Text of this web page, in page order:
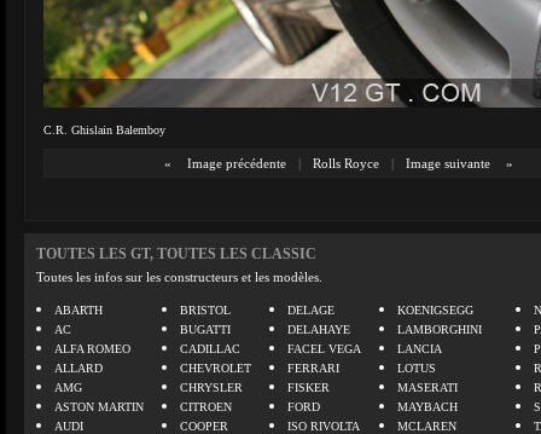
C.R. Ghislain Balemboy
« Image précédente | Rolls Royce | Image suivante »
TOUTES LES GT, TOUTES LES CLASSIC
Toutes les infos sur les constructeurs et les modèles.
ABARTH
AC
ALFA ROMEO
ALLARD
AMG
ASTON MARTIN
AUDI
BRISTOL
BUGATTI
CADILLAC
CHEVROLET
CHRYSLER
CITROEN
COOPER
DELAGE
DELAHAYE
FACEL VEGA
FERRARI
FISKER
FORD
ISO RIVOLTA
KOENIGSEGG
LAMBORGHINI
LANCIA
LOTUS
MASERATI
MAYBACH
MCLAREN